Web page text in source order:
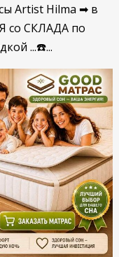
Artist Hilma ➡ в
со СКЛАДА по
...☎️...